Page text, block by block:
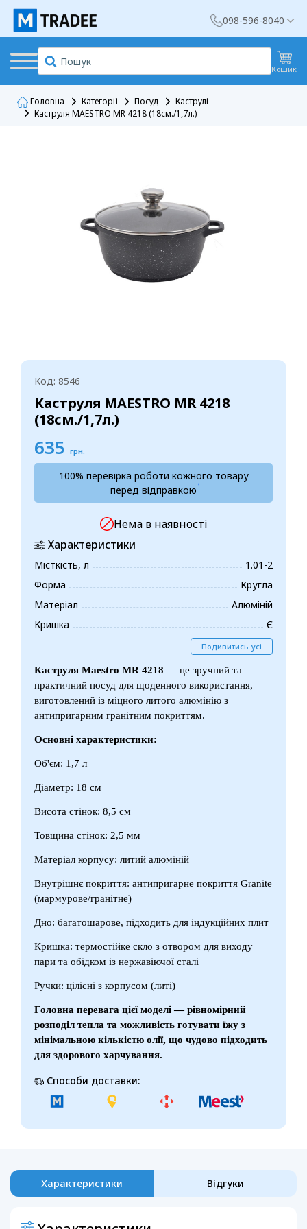
098-596-8040
Кошик
Головна Категорії Посуд
Каструлі
Каструля MAESTRO MR 4218 (18см./1,7л.)
Код: 8546
Каструля MAESTRO MR 4218
(18см./1,7л.)
635 грн.
100% перевірка роботи кожного товару
перед відправкою
Нема в наявності
Характеристики
Місткість, л
1.01-2
Форма
Кругла
Матеріал
Алюміній
Кришка
Є
Подивитись усі
Каструля Maestro MR 4218 — це зручний та
практичний посуд для щоденного використання,
виготовлений із міцного литого алюмінію з
антипригарним гранітним покриттям.
Основні характеристики:
Об'єм: 1,7 л
Діаметр: 18 см
Висота стінок: 8,5 см
Товщина стінок: 2,5 мм
Матеріал корпусу: литий алюміній
Внутрішнє покриття: антипригарне покриття Granite
(мармурове/гранітне)
Дно: багатошарове, підходить для індукційних плит
Кришка: термостійке скло з отвором для виходу
пари та обідком із нержавіючої сталі
Ручки: цілісні з корпусом (литі)
Головна перевага цієї моделі — рівномірний
розподіл тепла та можливість готувати їжу з
мінімальною кількістю олії, що чудово підходить
для здорового харчування.
Способи доставки:
Характеристики Відгуки